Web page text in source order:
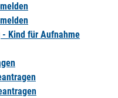
Kind für Aufnahme